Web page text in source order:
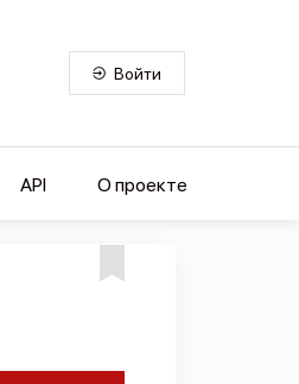
Войти
API О проекте